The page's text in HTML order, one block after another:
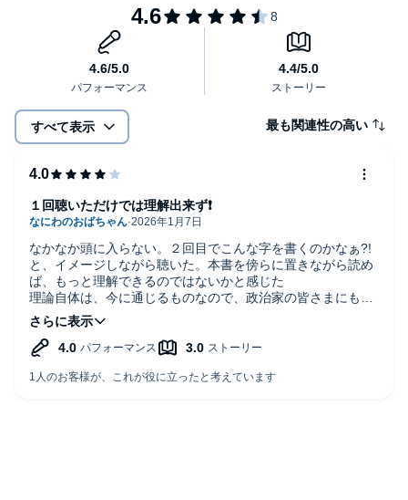
すべて表示 最も関連性の高い
なかなか頭に入らない。２回目でこんな字を書くのかなぁ?!
と、イメージしながら聴いた。本書を傍らに置きながら読め
ば、もっと理解できるのではないかと感じた
理論自体は、今に通じるものなので、政治家の皆さまにも是
非読んで頂きたい一冊です。
１回聴いただけでは理解出来ず❗